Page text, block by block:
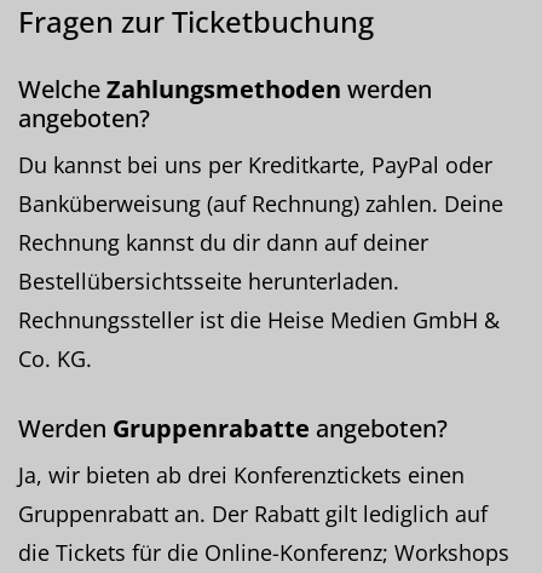
Fragen zur Ticketbuchung
WelcheZahlungsmethoden werden
angeboten?
Du kannst bei uns per Kreditkarte, PayPal oder
Banküberweisung (auf Rechnung) zahlen. Deine
Rechnung kannst du dir dann auf deiner
Bestellübersichtsseite herunterladen.
Rechnungssteller ist die Heise Medien GmbH &
Co. KG.
Werden Gruppenrabatte angeboten?
Ja, wir bieten ab drei Konferenztickets einen
Gruppenrabatt an. Der Rabatt gilt lediglich auf
die Tickets für die Online-Konferenz; Workshops